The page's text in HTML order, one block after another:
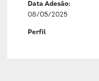
Data Adesão:
08/05/2025
Perfil